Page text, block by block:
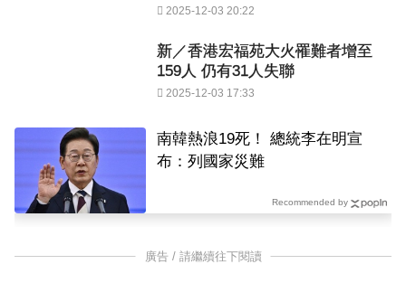
2025-12-03 20:22
新／香港宏福苑大火罹難者增至
159人 仍有31人失聯
2025-12-03 17:33
南韓熱浪19死！ 總統李在明宣
布：列國家災難
Recommended by
廣告 / 請繼續往下閱讀